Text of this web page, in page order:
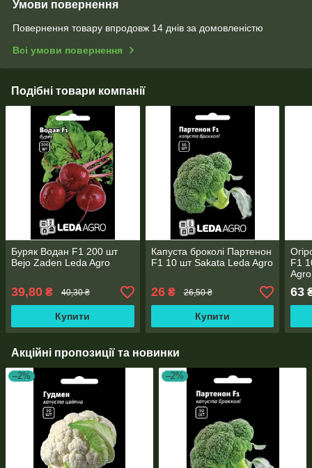
Умови повернення
Повернення товару впродовж 14 днів за домовленістю
Всі умови повернення
Подібні товари компанії
Буряк Водан F1 200 шт
Bejo Zaden Leda Agro
39,80 ₴ 40,30 ₴
Купити
Капуста броколі Партенон
F1 10 шт Sakata Leda Agro
26₴ 26,50 ₴
Купити
F1
Agro
63
Акційні пропозиції та новинки
–2% –2%